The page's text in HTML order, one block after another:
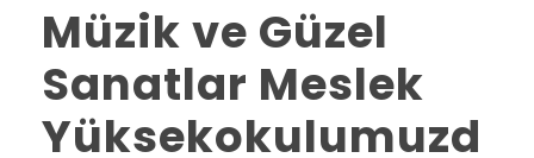
Müzik ve Güzel
Sanatlar Meslek
Yüksekokulumuzd